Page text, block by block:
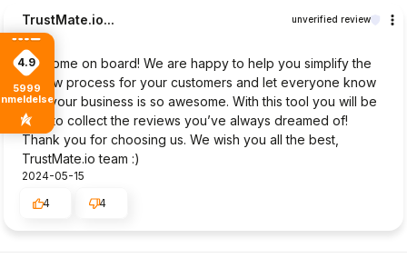
TrustMate.io... unverified review
5
Welcome on board! We are happy to help you simplify the
review process for your customers and let everyone know
why your business is so awesome. With this tool you will be
able to collect the reviews you’ve always dreamed of!
Thank you for choosing us. We wish you all the best,
TrustMate.io team :)
2024-05-15
4
4
4.9
5999